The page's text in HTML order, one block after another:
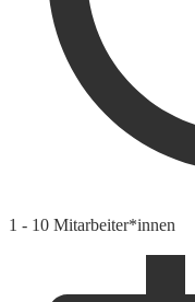
1 - 10 Mitarbeiter*innen